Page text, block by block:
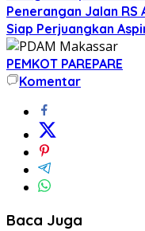
Penerangan Jalan RS
Siap Perjuangkan
PEMKOT PAREPARE
Komentar
Baca Juga